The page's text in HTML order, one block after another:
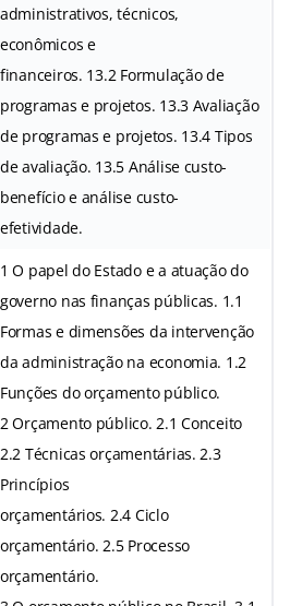
administrativos, técnicos,
econômicos e
financeiros. 13.2 Formulação de
programas e projetos. 13.3 Avaliação
de programas e projetos. 13.4 Tipos
de avaliação. 13.5 Análise custo-
benefício e análise custo-
efetividade.
1 O papel do Estado e a atuação do
governo nas finanças públicas. 1.1
Formas e dimensões da intervenção
da administração na economia. 1.2
Funções do orçamento público.
2 Orçamento público. 2.1 Conceito
2.2 Técnicas orçamentárias. 2.3
Princípios
orçamentários. 2.4 Ciclo
orçamentário. 2.5 Processo
orçamentário.